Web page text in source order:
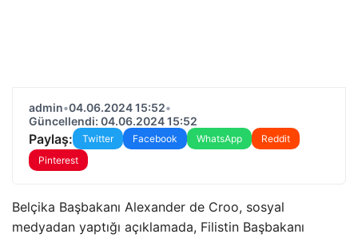
admin•04.06.2024 15:52•
Güncellendi: 04.06.2024 15:52
Paylaş: Twitter Facebook WhatsApp
Reddit
Pinterest
Belçika Başbakanı Alexander de Croo, sosyal
medyadan yaptığı açıklamada, Filistin Başbakanı